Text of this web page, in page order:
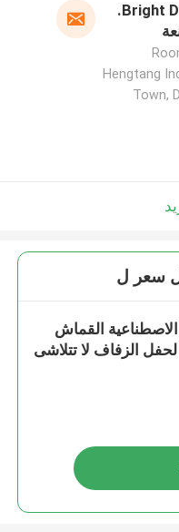
Bright Dongli Jixie Co., Ltd.
Hengtang
Town,
سعر ل
الاصطناعية القماش